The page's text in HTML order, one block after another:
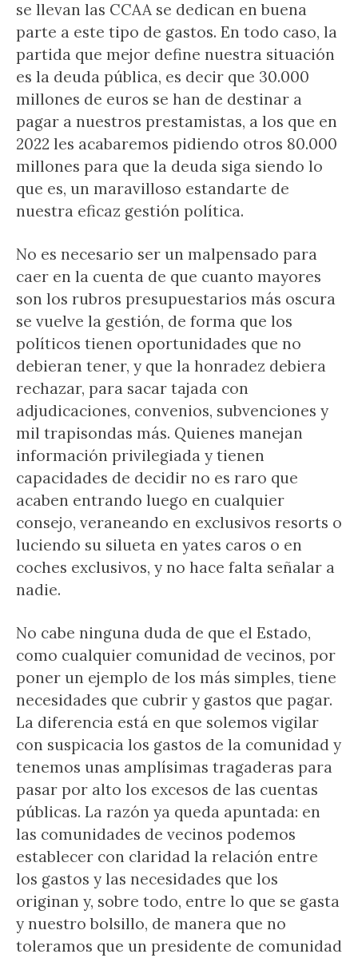
se llevan las CCAA se dedican en buena
parte a este tipo de gastos. En todo caso, la
partida que mejor define nuestra situación
es la deuda pública, es decir que 30.000
millones de euros se han de destinar a
pagar a nuestros prestamistas, a los que en
2022 les acabaremos pidiendo otros 80.000
millones para que la deuda siga siendo lo
que es, un maravilloso estandarte de
nuestra eficaz gestión política.
No es necesario ser un malpensado para
caer en la cuenta de que cuanto mayores
son los rubros presupuestarios más oscura
se vuelve la gestión, de forma que los
políticos tienen oportunidades que no
debieran tener, y que la honradez debiera
rechazar, para sacar tajada con
adjudicaciones, convenios, subvenciones y
mil trapisondas más. Quienes manejan
información privilegiada y tienen
capacidades de decidir no es raro que
acaben entrando luego en cualquier
consejo, veraneando en exclusivos resorts o
luciendo su silueta en yates caros o en
coches exclusivos, y no hace falta señalar a
nadie.
No cabe ninguna duda de que el Estado,
como cualquier comunidad de vecinos, por
poner un ejemplo de los más simples, tiene
necesidades que cubrir y gastos que pagar.
La diferencia está en que solemos vigilar
con suspicacia los gastos de la comunidad y
tenemos unas amplísimas tragaderas para
pasar por alto los excesos de las cuentas
públicas. La razón ya queda apuntada: en
las comunidades de vecinos podemos
establecer con claridad la relación entre
los gastos y las necesidades que los
originan y, sobre todo, entre lo que se gasta
y nuestro bolsillo, de manera que no
toleramos que un presidente de comunidad